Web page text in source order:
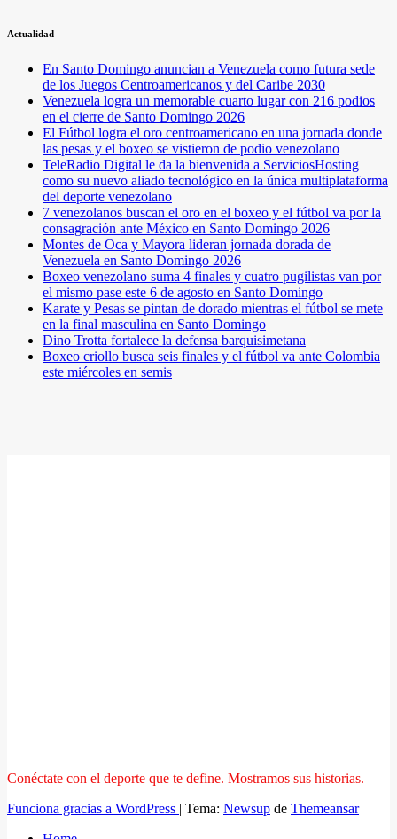
Actualidad
En Santo Domingo anuncian a Venezuela como futura sede
de los Juegos Centroamericanos y del Caribe 2030
Venezuela logra un memorable cuarto lugar con 216 podios
en el cierre de Santo Domingo 2026
El Fútbol logra el oro centroamericano en una jornada donde
las pesas y el boxeo se vistieron de podio venezolano
TeleRadio Digital le da la bienvenida a ServiciosHosting
como su nuevo aliado tecnológico en la única multiplataforma
del deporte venezolano
7 venezolanos buscan el oro en el boxeo y el fútbol va por la
consagración ante México en Santo Domingo 2026
Montes de Oca y Mayora lideran jornada dorada de
Venezuela en Santo Domingo 2026
Boxeo venezolano suma 4 finales y cuatro pugilistas van por
el mismo pase este 6 de agosto en Santo Domingo
Karate y Pesas se pintan de dorado mientras el fútbol se mete
en la final masculina en Santo Domingo
Dino Trotta fortalece la defensa barquisimetana
Boxeo criollo busca seis finales y el fútbol va ante Colombia
este miércoles en semis
Conéctate con el deporte que te define. Mostramos sus historias.
Funciona gracias a WordPress | Tema: Newsup de Themeansar